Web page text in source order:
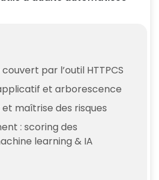
par l’outil HTTPCS
et arborescence
maîtrise des risques
: scoring des
learning & IA